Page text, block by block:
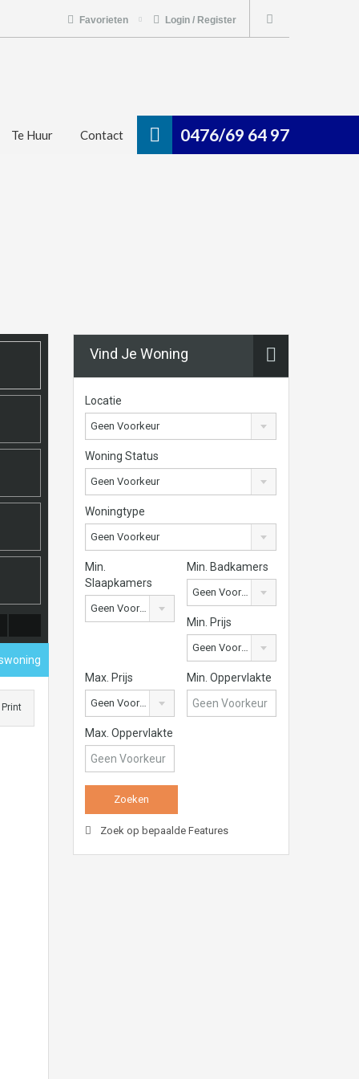
Favorieten Login / Register
0476/69 64 97
Te Huur Contact
Print
Vind Je Woning
Locatie
Geen Voorkeur
Woning Status
Geen Voorkeur
Woningtype
Geen Voorkeur
Min.
Slaapkamers
Geen Voorkeur
Min. Badkamers
Geen Voorkeur
Min. Prijs
Geen Voorkeur
Max. Prijs
Geen Voorkeur
Min. Oppervlakte
Max. Oppervlakte
Zoek op bepaalde Features